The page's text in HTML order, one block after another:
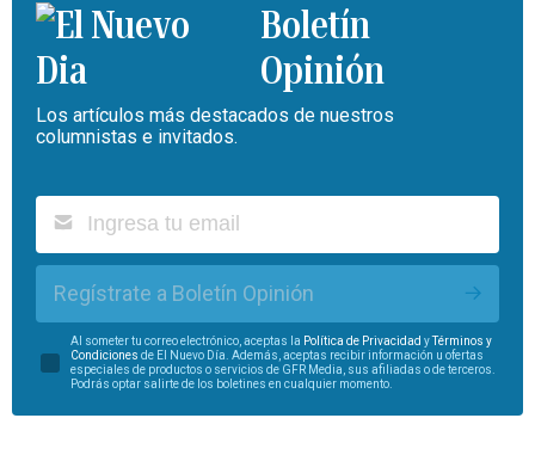
Boletín
Opinión
Los artículos más destacados de nuestros
columnistas e invitados.
Regístrate a Boletín Opinión
Al someter tu correo electrónico, aceptas la Política de Privacidad yTérminos y
Condiciones de El Nuevo Día. Además, aceptas recibir información u ofertas
especiales de productos o servicios de GFR Media, sus afiliadas o de terceros.
Podrás optar salirte de los boletines en cualquier momento.